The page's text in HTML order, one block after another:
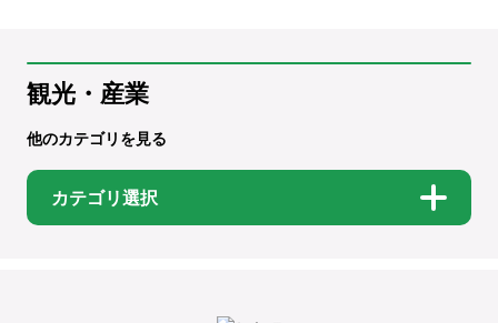
観光・産業
他のカテゴリを見る
カテゴリ選択